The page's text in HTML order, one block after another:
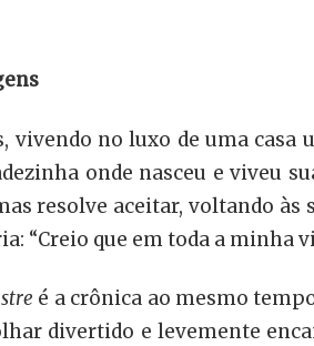
vivendo no luxo de uma
onde nasceu e viveu
resolve aceitar, voltando às
“Creio que em toda a minha
é a crônica ao mesmo
divertido e levemente